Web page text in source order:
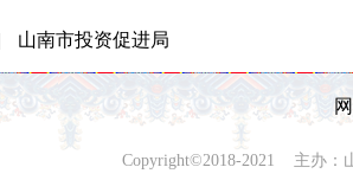
山南市投资促进局
Copyright©2018-2021 主办：